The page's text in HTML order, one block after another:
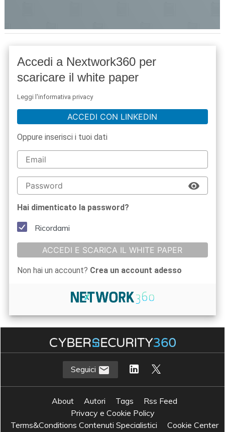
Accedi a Nextwork360 per
scaricare il white paper
Leggi l'informativa privacy
ACCEDI CON LINKEDIN
Oppure inserisci i tuoi dati
Hai dimenticato la password?
Ricordami
ACCEDI E SCARICA IL WHITE PAPER
Non hai un account? Crea un account adesso
Seguici
About Autori Tags
Rss Feed
Privacy e Cookie Policy
Terms&Conditions Contenuti Specialistici
Cookie Center